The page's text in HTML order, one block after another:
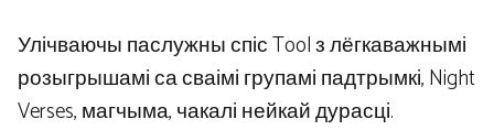
Улічваючы паслужны спіс Tool з лёгкаважнымі
розыгрышамі са сваімі групамі падтрымкі, Night
Verses, магчыма, чакалі нейкай дурасці.